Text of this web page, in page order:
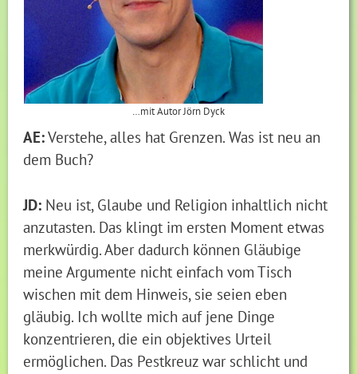
…mit Autor Jörn Dyck
AE:Verstehe, alles hat Grenzen. Was ist neu an
dem Buch?
JD: Neu ist, Glaube und Religion inhaltlich nicht
anzutasten. Das klingt im ersten Moment etwas
merkwürdig. Aber dadurch können Gläubige
meine Argumente nicht einfach vom Tisch
wischen mit dem Hinweis, sie seien eben
gläubig. Ich wollte mich auf jene Dinge
konzentrieren, die ein objektives Urteil
ermöglichen. Das Pestkreuz war schlicht und